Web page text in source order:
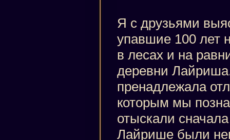
Я с друзьями
упавшие 100 лет
в лесах и на
деревни
пренадлежала
которым мы
отыскали
Лайрише были